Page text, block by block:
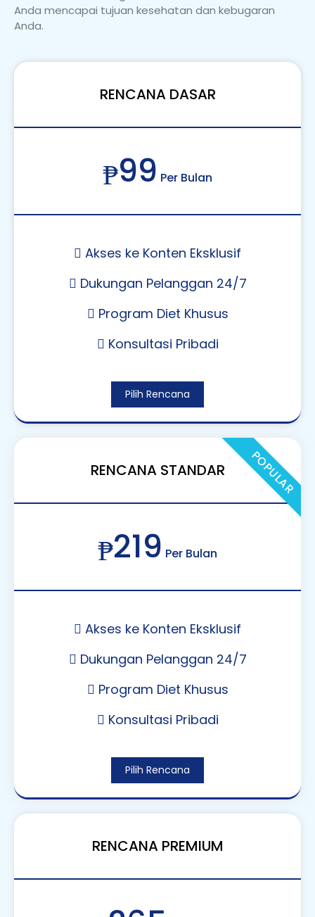
Anda mencapai tujuan kesehatan dan kebugaran
Anda.
RENCANA DASAR
₱99 Per Bulan
Akses ke Konten Eksklusif
Dukungan Pelanggan 24/7
Program Diet Khusus
Konsultasi Pribadi
Pilih Rencana
POPULAR
RENCANA STANDAR
₱219 Per Bulan
Akses ke Konten Eksklusif
Dukungan Pelanggan 24/7
Program Diet Khusus
Konsultasi Pribadi
Pilih Rencana
RENCANA PREMIUM